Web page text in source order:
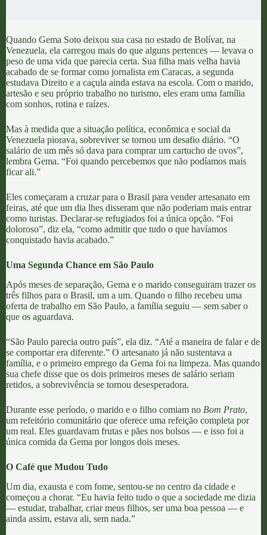
Quando Gema Soto deixou sua casa no estado de Bolívar, na
Venezuela, ela carregou mais do que alguns pertences — levava o
peso de uma vida que parecia certa. Sua filha mais velha havia
acabado de se formar como jornalista em Caracas, a segunda
estudava Direito e a caçula ainda estava na escola. Com o marido,
artesão e seu próprio trabalho no turismo, eles eram uma família
com sonhos, rotina e raízes.
Mas à medida que a situação política, econômica e social da
Venezuela piorava, sobreviver se tornou um desafio diário. “O
salário de um mês só dava para comprar um cartucho de ovos”,
lembra Gema. “Foi quando percebemos que não podíamos mais
ficar ali.”
Eles começaram a cruzar para o Brasil para vender artesanato em
feiras, até que um dia lhes disseram que não poderiam mais entrar
como turistas. Declarar-se refugiados foi a única opção. “Foi
doloroso”, diz ela, “como admitir que tudo o que havíamos
conquistado havia acabado.”
Uma Segunda Chance em São Paulo
Após meses de separação, Gema e o marido conseguiram trazer os
três filhos para o Brasil, um a um. Quando o filho recebeu uma
oferta de trabalho em São Paulo, a família seguiu — sem saber o
que os aguardava.
“São Paulo parecia outro país”, ela diz. “Até a maneira de falar e de
se comportar era diferente.” O artesanato já não sustentava a
família, e o primeiro emprego da Gema foi na limpeza. Mas quando
sua chefe disse que os dois primeiros meses de salário seriam
retidos, a sobrevivência se tornou desesperadora.
Durante esse período, o marido e o filho comiam no Bom Prato,
um refeitório comunitário que oferece uma refeição completa por
um real. Eles guardavam frutas e pães nos bolsos — e isso foi a
única comida da Gema por longos dois meses.
O Café que Mudou Tudo
Um dia, exausta e com fome, sentou-se no centro da cidade e
começou a chorar. “Eu havia feito tudo o que a sociedade me dizia
— estudar, trabalhar, criar meus filhos, ser uma boa pessoa — e
ainda assim, estava ali, sem nada.”